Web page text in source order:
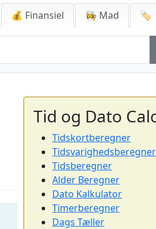
💰 Finansiel 👩‍🍳 Mad 🏷️
Tid og Dato
Tidskortberegner
Tidsvarighedsberegner
Tidsberegner
Alder Beregner
Dato Kalkulator
Timerberegner
Dags Tæller